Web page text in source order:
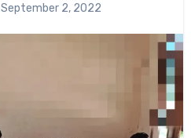
September 2, 2022